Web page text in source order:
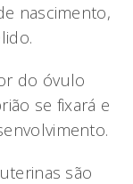
nascimento,
do óvulo
se fixará e
são